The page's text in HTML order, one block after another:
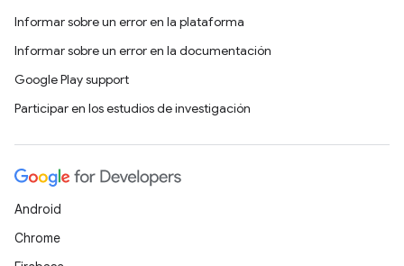
Informar sobre un error en la plataforma
Informar sobre un error en la documentación
Google Play support
Participar en los estudios de investigación
Android
Chrome